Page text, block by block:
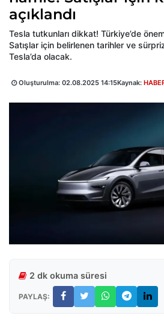
açıklandı
Tesla tutkunları dikkat! Türkiye’de
Satışlar için belirlenen tarihler ve
Tesla’da olacak.
Oluşturulma: 02.08.2025 14:15Kaynak:
2 dk okuma süresi
PAYLAŞ: